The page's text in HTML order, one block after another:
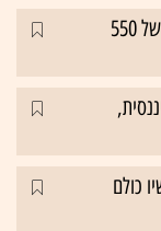
גד זאבי במגעים לרכישת קבוצת גדות לפי שווי של 550
כולם